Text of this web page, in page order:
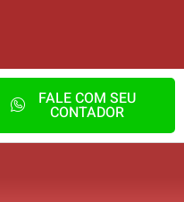
FALE COM SEU
CONTADOR